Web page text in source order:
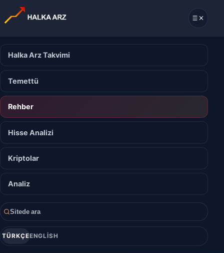
Halka Arz Takvimi
Temettü
Rehber
Hisse Analizi
Kriptolar
Analiz
Sitede ara
TÜRKÇEENGLISH